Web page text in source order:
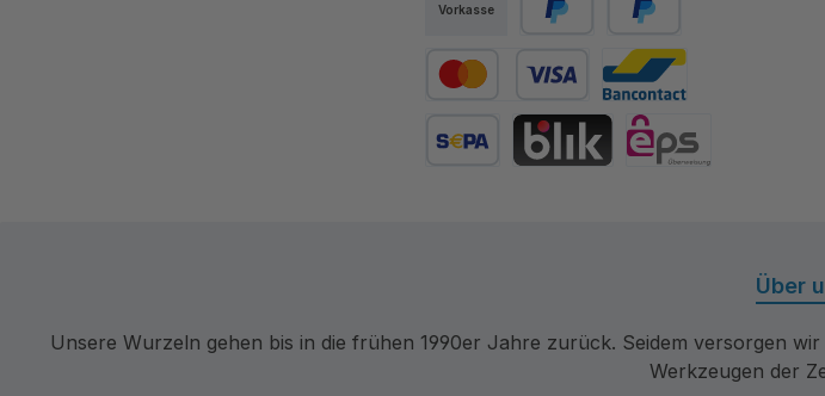
Vorkasse
Später bezahlen
Kredit- oder DebitkarteBancontact
Über
Unsere Wurzeln gehen bis in die frühen 1990er Jahre zurück. Seidem versorgen
Werkzeugen der